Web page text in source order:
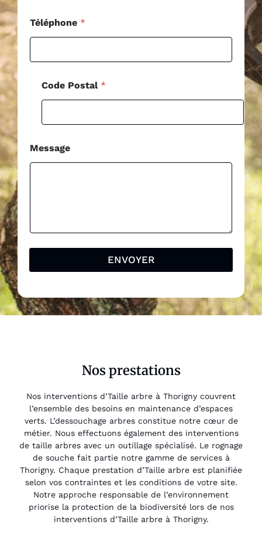
Téléphone *
*
Code Postal *
Message
ENVOYER
Nos prestations
Nos interventions d’Taille arbre à Thorigny couvrent
l’ensemble des besoins en maintenance d’espaces
verts. L’dessouchage arbres constitue notre cœur de
métier. Nous effectuons également des interventions
de taille arbres avec un outillage spécialisé. Le rognage
de souche fait partie notre gamme de services à
Thorigny. Chaque prestation d’Taille arbre est planifiée
selon vos contraintes et les conditions de votre site.
Notre approche responsable de l’environnement
priorise la protection de la biodiversité lors de nos
interventions d’Taille arbre à Thorigny.